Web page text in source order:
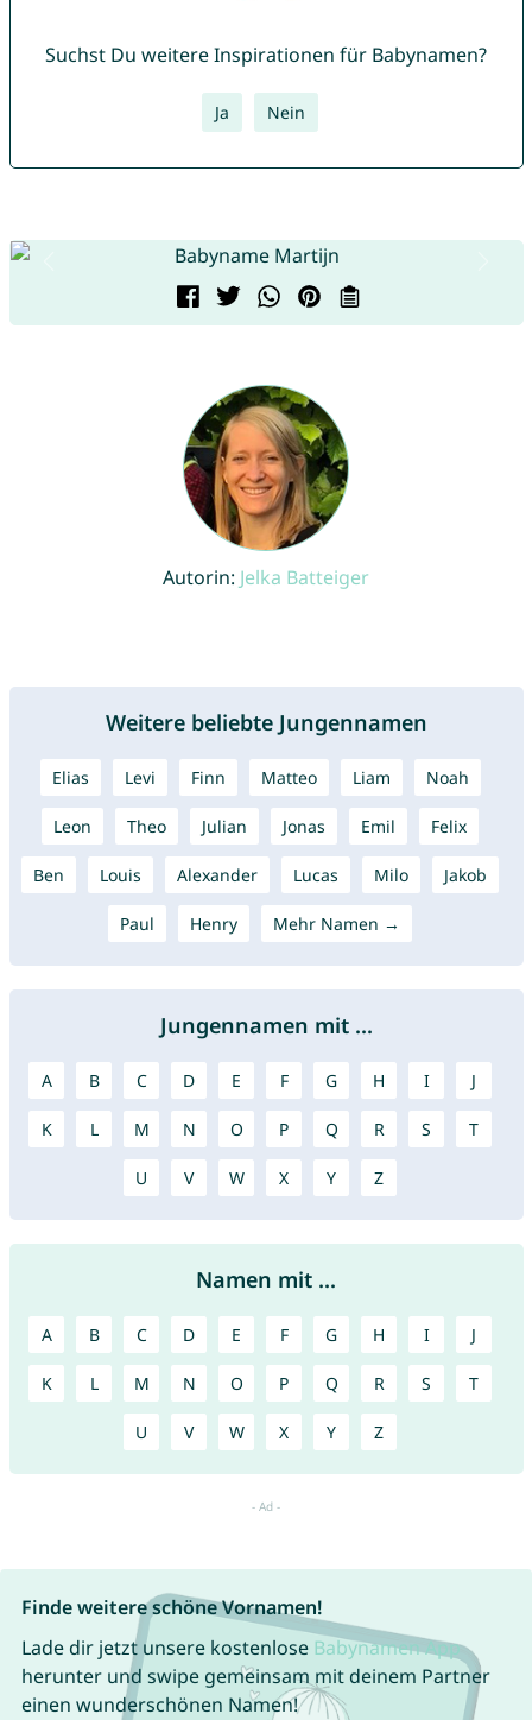
Suchst Du weitere Inspirationen für Babynamen?
Ja Nein
Autorin: Jelka Batteiger
Weitere beliebte Jungennamen
Elias Levi Finn Matteo Liam Noah
Leon Theo Julian Jonas Emil Felix
Ben Louis Alexander Lucas Milo Jakob
Paul Henry Mehr Namen →
Jungennamen mit ...
A B C D E F G H I J
K L M N O P Q R S T
U V W X Y Z
Namen mit ...
A B C D E F G H I J
K L M N O P Q R S T
U V W X Y Z
Finde weitere schöne Vornamen!
Lade dir jetzt unsere kostenlose Babynamen App
herunter und swipe gemeinsam mit deinem Partner
einen wunderschönen Namen!